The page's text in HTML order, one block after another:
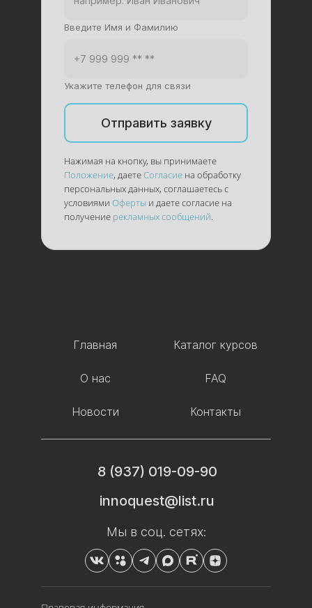
Введите Имя и Фамилию
Укажите телефон для связи
Отправить заявку
Нажимая на кнопку, вы принимаете
Положение, даетеСогласие на обработку
персональных данных, соглашаетесь с
условиями Оферты и даете согласие на
получение рекламных сообщений.
Главная
О нас
Новости
Каталог курсов
FAQ
Контакты
8 (937) 019-09-90
innoquest@list.ru
Мы в соц. сетях: